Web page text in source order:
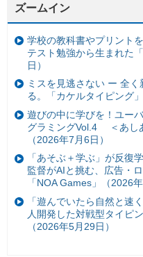
ズームイン
学校の教科書やプリント
テスト勉強から生まれた
日）
ミスを見逃さない ー 全
る。「カケルタイピング
遊びの中に学びを！ユー
グラミングVol.4 ＜あし
（2026年7月6日）
「あそぶ＋学ぶ」が反復
監督がAIと挑む、広告・
「NOA Games」（2026年
「遊んでいたら自然と速
人開発した対戦型タイピ
（2026年5月29日）